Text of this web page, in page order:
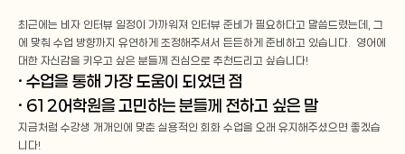
최근에는 비자 인터뷰 일정이 가까워져 인터뷰 준비가 필요하다고 말씀드렸는데, 그
에 맞춰 수업 방향까지 유연하게 조정해주셔서 든든하게 준비하고 있습니다.  영어에
대한 자신감을 키우고 싶은 분들께 진심으로 추천드리고 싶습니다!
· 수업을 통해 가장 도움이 되었던 점
· 612어학원을 고민하는 분들께 전하고 싶은 말
지금처럼 수강생 개개인에 맞춘 실용적인 회화 수업을 오래 유지해주셨으면 좋겠습
니다!